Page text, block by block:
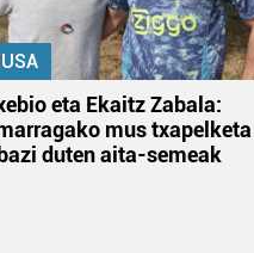
eta Ekaitz Zabala:
mus txapelketa
duten aita-semeak